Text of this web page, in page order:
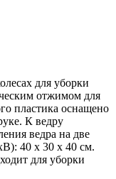
для уборки
отжимом для
пластика оснащено
К ведру
ведра на две
40 х 30 х 40 см.
для уборки